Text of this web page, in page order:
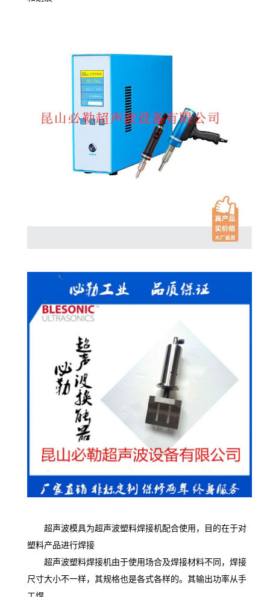
超声波模具为超声波塑料焊接机配合使用，目的在于对
塑料产品进行焊接
超声波塑料焊接机由于使用场合及焊接材料不同，焊接
尺寸大小不一样，其规格也是各式各样的。其输出功率从手